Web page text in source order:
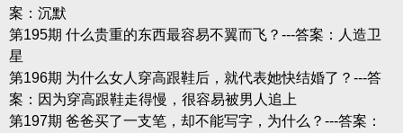
案：沉默
第195期 什么贵重的东西最容易不翼而飞？---答案：人造卫
星
第196期 为什么女人穿高跟鞋后，就代表她快结婚了？---答
案：因为穿高跟鞋走得慢，很容易被男人追上
第197期 爸爸买了一支笔，却不能写字，为什么？---答案：